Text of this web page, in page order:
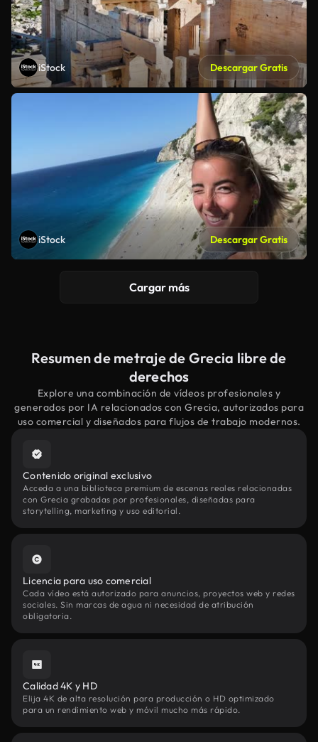
iStock Descargar Gratis
iStock Descargar Gratis
Cargar más
Resumen de metraje de Grecia libre de
derechos
Explore una combinación de vídeos profesionales y
generados por IA relacionados con Grecia, autorizados para
uso comercial y diseñados para flujos de trabajo modernos.
Contenido original exclusivo
Acceda a una biblioteca premium de escenas reales relacionadas
con Grecia grabadas por profesionales, diseñadas para
storytelling, marketing y uso editorial.
Licencia para uso comercial
Cada vídeo está autorizado para anuncios, proyectos web y redes
sociales. Sin marcas de agua ni necesidad de atribución
obligatoria.
Calidad 4K y HD
Elija 4K de alta resolución para producción o HD optimizado
para un rendimiento web y móvil mucho más rápido.